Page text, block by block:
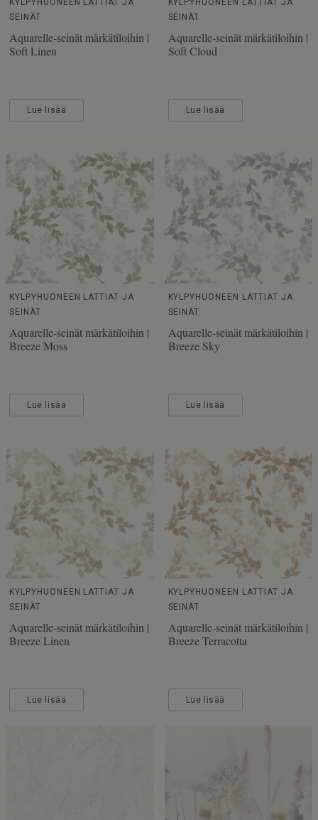
KYLPYHUONEEN LATTIAT JA
SEINÄT
Aquarelle-seinät märkätiloihin |
Soft Linen
Lue lisää
KYLPYHUONEEN LATTIAT JA
SEINÄT
Aquarelle-seinät märkätiloihin |
Soft Cloud
Lue lisää
KYLPYHUONEEN LATTIAT JA
SEINÄT
Aquarelle-seinät märkätiloihin |
Breeze Moss
Lue lisää
KYLPYHUONEEN LATTIAT JA
SEINÄT
Aquarelle-seinät märkätiloihin |
Breeze Sky
Lue lisää
KYLPYHUONEEN LATTIAT JA
SEINÄT
Aquarelle-seinät märkätiloihin |
Breeze Linen
Lue lisää
KYLPYHUONEEN LATTIAT JA
SEINÄT
Aquarelle-seinät märkätiloihin |
Breeze Terracotta
Lue lisää